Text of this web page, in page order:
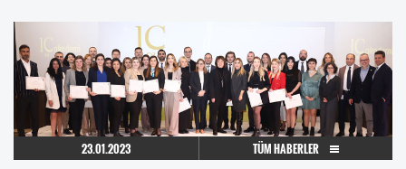
23.01.2023 TÜM HABERLER